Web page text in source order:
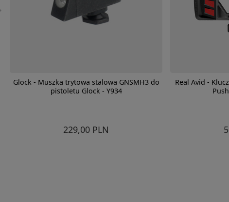
Glock - Muszka trytowa stalowa GNSMH3 do
pistoletu Glock - Y934
229,00 PLN
Real Avid -